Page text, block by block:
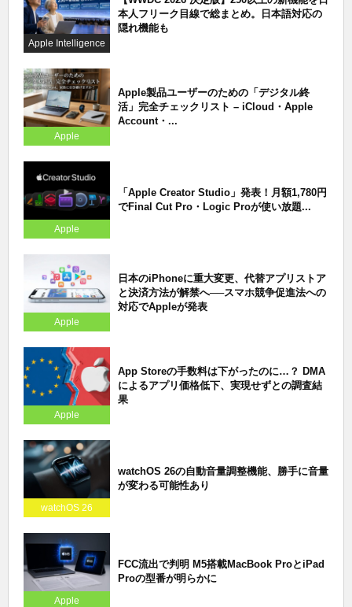
Apple Intelligence
本人フリーク目線で総まとめ。日本語対応の
隠れ機能も
Apple
Apple製品ユーザーのための「デジタル終
活」完全チェックリスト – iCloud・Apple
Account・...
Apple
「Apple Creator Studio」発表！月額1,780円
でFinal Cut Pro・Logic Proが使い放題...
Apple
日本のiPhoneに重大変更、代替アプリストア
と決済方法が解禁へ──スマホ競争促進法への
対応でAppleが発表
Apple
App Storeの手数料は下がったのに…？ DMA
によるアプリ価格低下、実現せずとの調査結
果
watchOS 26
watchOS 26の自動音量調整機能、勝手に音量
が変わる可能性あり
Apple
FCC流出で判明 M5搭載MacBook ProとiPad
Proの型番が明らかに